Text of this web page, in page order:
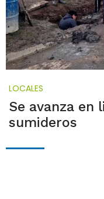
LOCALES
Se avanza en
sumideros